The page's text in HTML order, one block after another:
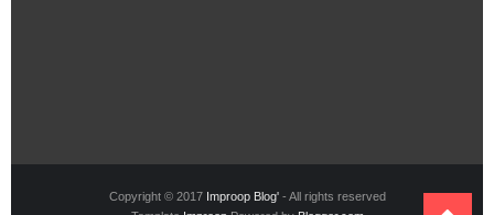
Copyright © 2017 Improop Blog'- All rights reserved